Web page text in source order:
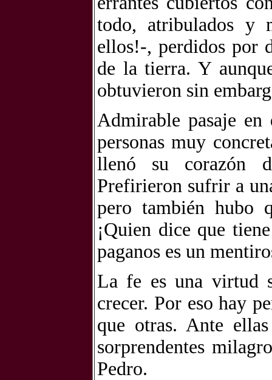
todo, atribulados y
ellos!-, perdidos por
de la tierra. Y
obtuvieron sin
Admirable pasaje
personas muy
llenó su corazón
Prefirieron sufrir a
pero también hubo
¡Quien dice que
paganos es un
La fe es una virtud
crecer. Por eso hay
que otras. Ante
sorprendentes
Pedro.